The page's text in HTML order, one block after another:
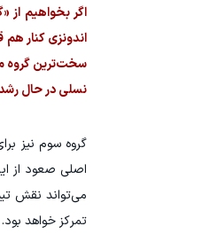
اندونزی کنار هم
سخت‌ترین گروه
نسلی در حال
گروه سوم نیز
اصلی صعود از
می‌تواند نقش
تمرکز خواهد بود.